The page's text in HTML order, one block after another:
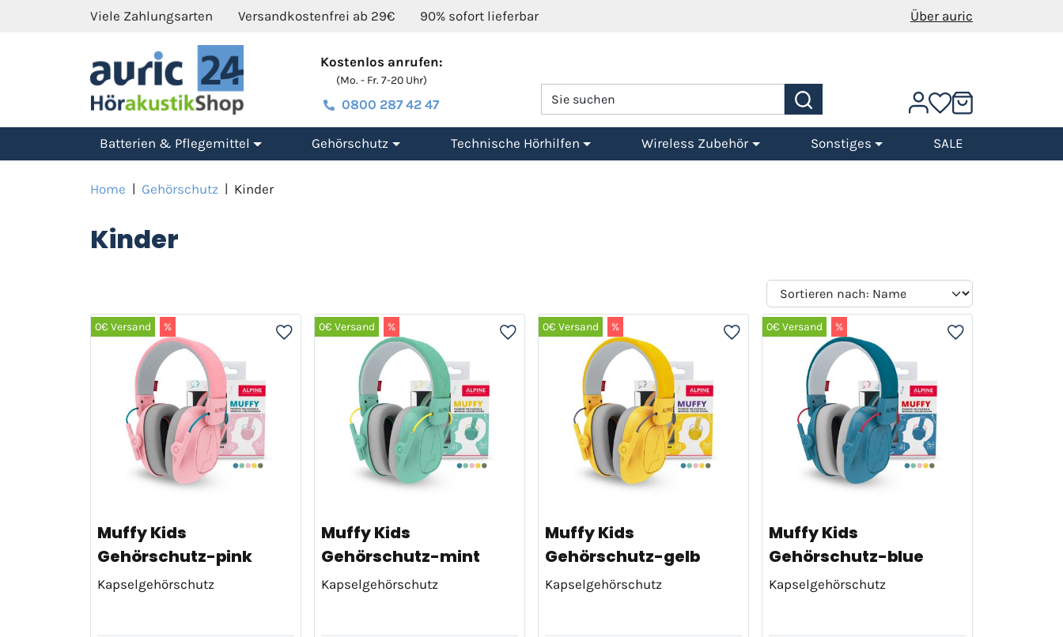
Viele Zahlungsarten Versandkostenfrei ab 29€ 90% sofort lieferbar Über auric
Kostenlos anrufen:
(Mo. - Fr. 7-20 Uhr)
0800 287 42 47
Batterien & Pflegemittel Gehörschutz Technische Hörhilfen Wireless Zubehör Sonstiges SALE
Home | Gehörschutz | Kinder
Kinder
0€ Versand %
Muffy Kids
Gehörschutz-pink
Kapselgehörschutz
0€ Versand %
Muffy Kids
Gehörschutz-mint
Kapselgehörschutz
0€ Versand %
Muffy Kids
Gehörschutz-gelb
Kapselgehörschutz
0€ Versand %
Muffy Kids
Gehörschutz-blue
Kapselgehörschutz